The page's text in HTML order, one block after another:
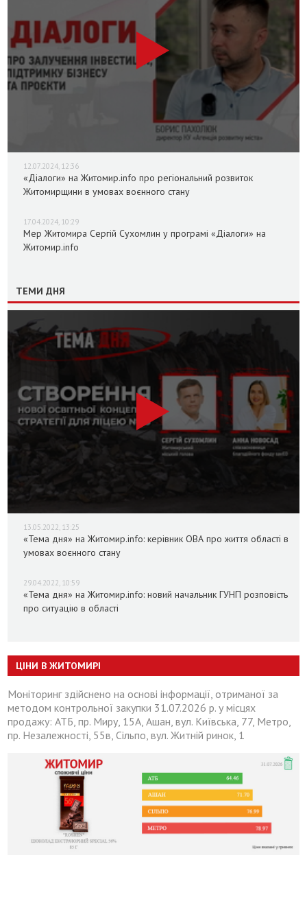
12.07.2024, 12:36
«Діалоги» на Житомир.info про регіональний розвиток
Житомирщини в умовах воєнного стану
17.04.2024, 10:29
Мер Житомира Сергій Сухомлин у програмі «Діалоги» на
Житомир.info
ТЕМИ ДНЯ
13.05.2022, 13:25
«Тема дня» на Житомир.info: керівник ОВА про життя області в
умовах воєнного стану
29.04.2022, 10:59
«Тема дня» на Житомир.info: новий начальник ГУНП розповість
про ситуацію в області
ЦІНИ В ЖИТОМИРІ
Моніторинг здійснено на основі інформації, отриманої за
методом контрольної закупки 31.07.2026 р. у місцях
продажу: АТБ, пр. Миру, 15А, Ашан, вул. Київська, 77, Метро,
пр. Незалежності, 55в, Сільпо, вул. Житній ринок, 1